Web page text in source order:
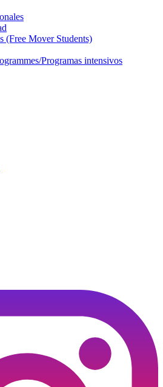
(Free Mover Students)
Programas intensivos